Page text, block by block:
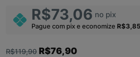
R$73,06 no pix
Pague com pix e economize R$3,85
R$119,90 R$76,90